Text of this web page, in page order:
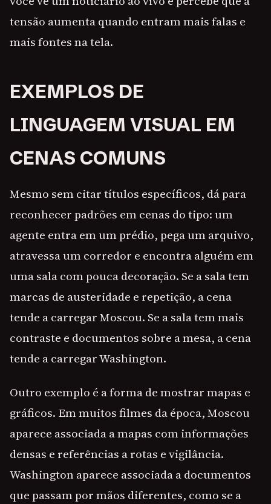
tensão aumenta quando entram mais falas e
mais fontes na tela.
EXEMPLOS DE
LINGUAGEM VISUAL EM
CENAS COMUNS
Mesmo sem citar títulos específicos, dá para
reconhecer padrões em cenas do tipo: um
agente entra em um prédio, pega um arquivo,
atravessa um corredor e encontra alguém em
uma sala com pouca decoração. Se a sala tem
marcas de austeridade e repetição, a cena
tende a carregar Moscou. Se a sala tem mais
contraste e documentos sobre a mesa, a cena
tende a carregar Washington.
Outro exemplo é a forma de mostrar mapas e
gráficos. Em muitos filmes da época, Moscou
aparece associada a mapas com informações
densas e referências a rotas e vigilância.
Washington aparece associada a documentos
que passam por mãos diferentes, como se a